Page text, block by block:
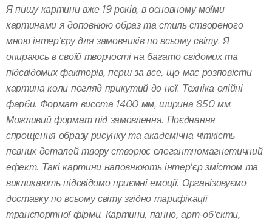
Я пишу картини вже 19 років, в основному моїми
картинами я доповнюю образ та стиль створеного
мною інтер'єру для замовників по всьому світу. Я
опираюсь в своїй творчості на багато свідомих та
підсвідомих факторів, перш за все, що має розповісти
картина коли погляд прикутий до неї. Техніка олійні
фарби. Формат висота 1400 мм, ширина 850 мм.
Можливий формат під замовлення. Поєднання
спрощення образу рисунку та академічна чіткість
певних деталей твору створює елегантномагнетичний
ефект. Такі картини наповнюють інтер'єр змістом та
викликають підсвідомо приємні емоції. Організовуємо
доставку по всьому світу згідно тарифікації
транспортної фірми. Картини, панно, арт-об'єкти,